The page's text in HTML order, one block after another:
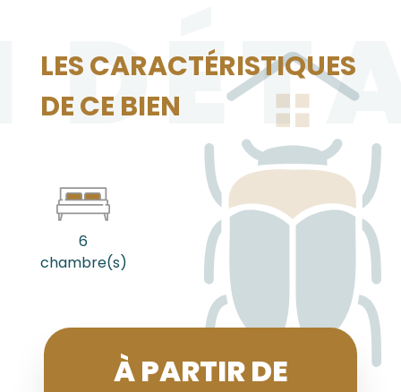
LES CARACTÉRISTIQUES
DE CE BIEN
6
chambre(s)
À PARTIR DE